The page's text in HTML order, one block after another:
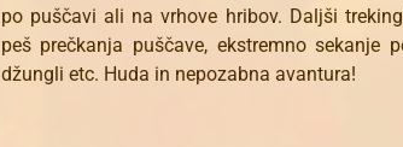
po puščavi ali na vrhove hribov. Daljši
peš prečkanja puščave, ekstremno sekanje
džungli etc. Huda in nepozabna avantura!